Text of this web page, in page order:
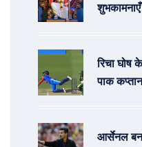
रिचा
पाक
आर्सेनल